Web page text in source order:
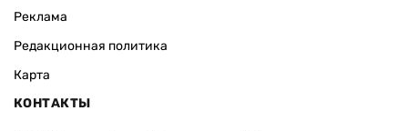
Реклама
Редакционная политика
Карта
КОНТАКТЫ